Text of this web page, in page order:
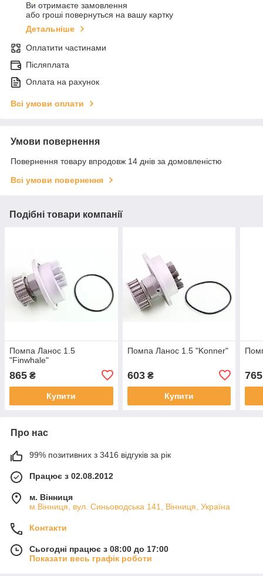
Ви отримаєте замовлення
або гроші повернуться на вашу картку
Детальніше
Оплатити частинами
Післяплата
Оплата на рахунок
Всі умови оплати
Умови повернення
Повернення товару впродовж 14 днів за домовленістю
Всі умови повернення
Подібні товари компанії
Помпа Ланос 1.5
"Finwhale"
865 ₴
Купити
Помпа Ланос 1.5 "Konner"
603₴
Купити
765
Про нас
99% позитивних з 3416 відгуків за рік
Працює з 02.08.2012
м. Вінниця
м.Вінниця, вул. Синьоводська 141, Вінниця, Україна
Контакти
Сьогодні працює з 08:00 до 17:00
Показати весь графік роботи